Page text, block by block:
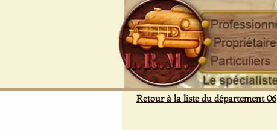
Retour à la liste du département 06
Panneau de gestion des cookies